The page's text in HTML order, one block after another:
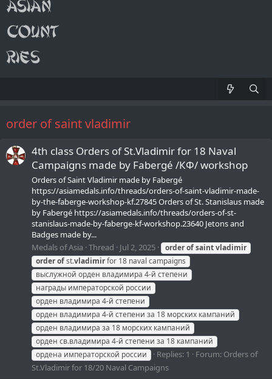
order of saint vladimir
4th class Orders of St.Vladimir for 18 Naval
Campaigns made by Fabergé /КФ/ workshop
Orders of Saint Vladimir made by Fabergé
https://asiamedals.info/threads/orders-of-saint-vladimir-made-
by-the-faberge-workshop-kf.27845 Orders of St. Stanislaus made
by Fabergé https://asiamedals.info/threads/orders-of-st-
stanislaus-made-by-faberge-kf-workshop.23640 Jetons and
Badges made by...
Medals of Asia Thread Jul 2, 2025 orderofsaintvladimir
orderofst.vladimirfor 18 naval campaigns
выслужной орден владимира 4-й степени
награды императорской россии
орден владимира 4-й степени
орден владимира 4-й степени за 18 морских кампаний
орден владимира за 18 морских кампаний
орден св.владимира 4-й степени за 18 кампаний
ордена императорской россии
Replies: 1 Forum: Orders of
St.Vladimir for 18/20 Naval Campaigns